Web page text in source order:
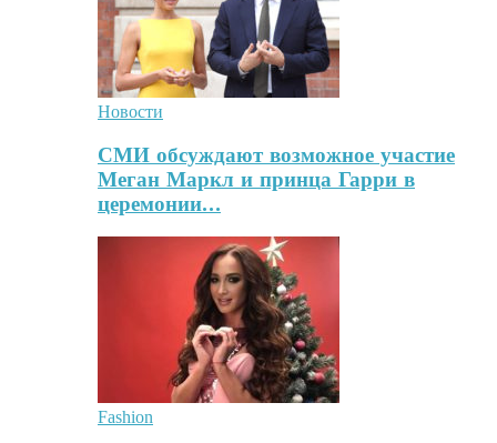
Новости
СМИ обсуждают возможное участие
Меган Маркл и принца Гарри в
церемонии…
Fashion